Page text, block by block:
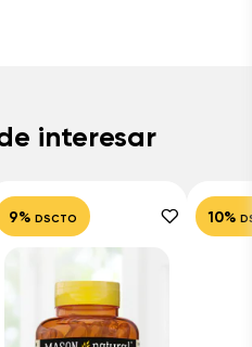
interesar
9% DSCTO 10%